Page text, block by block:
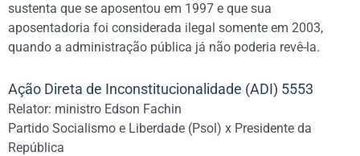
sustenta que se aposentou em 1997 e que sua
aposentadoria foi considerada ilegal somente em 2003,
quando a administração pública já não poderia revê-la.
Ação Direta de Inconstitucionalidade (ADI) 5553
Relator: ministro Edson Fachin
Partido Socialismo e Liberdade (Psol) x Presidente da
República